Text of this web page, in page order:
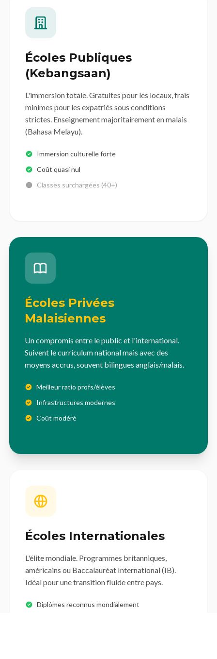
Écoles Publiques
(Kebangsaan)
L'immersion totale. Gratuites pour les locaux, frais
minimes pour les expatriés sous conditions
strictes. Enseignement majoritairement en malais
(Bahasa Melayu).
Immersion culturelle forte
Coût quasi nul
Classes surchargées (40+)
Écoles Privées
Malaisiennes
Un compromis entre le public et l'international.
Suivent le curriculum national mais avec des
moyens accrus, souvent bilingues anglais/malais.
Meilleur ratio profs/élèves
Infrastructures modernes
Coût modéré
Écoles Internationales
L'élite mondiale. Programmes britanniques,
américains ou Baccalauréat International (IB).
Idéal pour une transition fluide entre pays.
Diplômes reconnus mondialement